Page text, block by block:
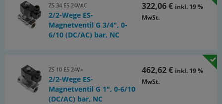
ZS 34 ES 24VAC
2/2-Wege ES-
Magnetventil G 3/4", 0-
6/10 (DC/AC) bar, NC
322,06 € inkl. 19 %
MwSt.
ZS 10 ES 24V=
2/2-Wege ES-
Magnetventil G 1", 0-6/10
(DC/AC) bar, NC
462,62 € inkl. 19 %
MwSt.